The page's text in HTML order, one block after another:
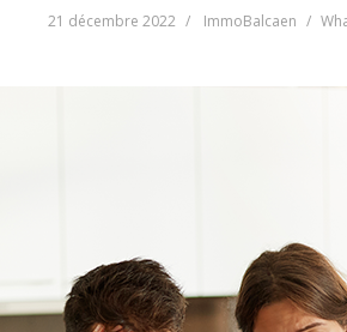
21 décembre 2022 ImmoBalcaen